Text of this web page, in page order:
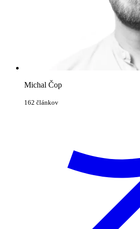
Michal Čop
162 článkov